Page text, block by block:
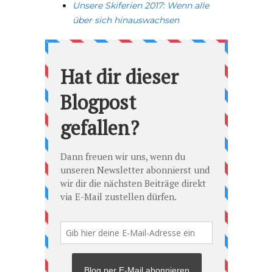
Unsere Skiferien 2017: Wenn alle
über sich hinauswachsen